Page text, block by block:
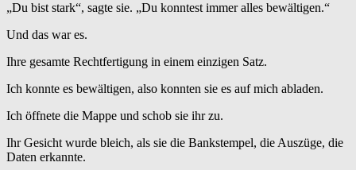
„Du bist stark“, sagte sie. „Du konntest immer alles bewältigen.“
Und das war es.
Ihre gesamte Rechtfertigung in einem einzigen Satz.
Ich konnte es bewältigen, also konnten sie es auf mich abladen.
Ich öffnete die Mappe und schob sie ihr zu.
Ihr Gesicht wurde bleich, als sie die Bankstempel, die Auszüge, die
Daten erkannte.